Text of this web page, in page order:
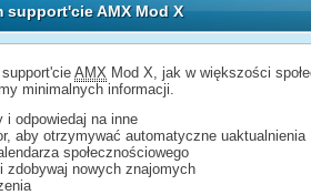
AMX Mod X
AMX Mod X, jak w większości
minimalnych informacji.
i odpowiedaj na inne
aby otrzymywać automatyczne uaktualnienia
społecznościowego
zdobywaj nowych znajomych